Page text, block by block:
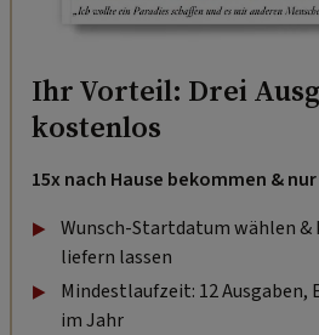
Ihr Vorteil: Drei
kostenlos
15x nach Hause bekommen &
Wunsch-Startdatum wählen &
liefern lassen
Mindestlaufzeit: 12 Ausgaben,
im Jahr